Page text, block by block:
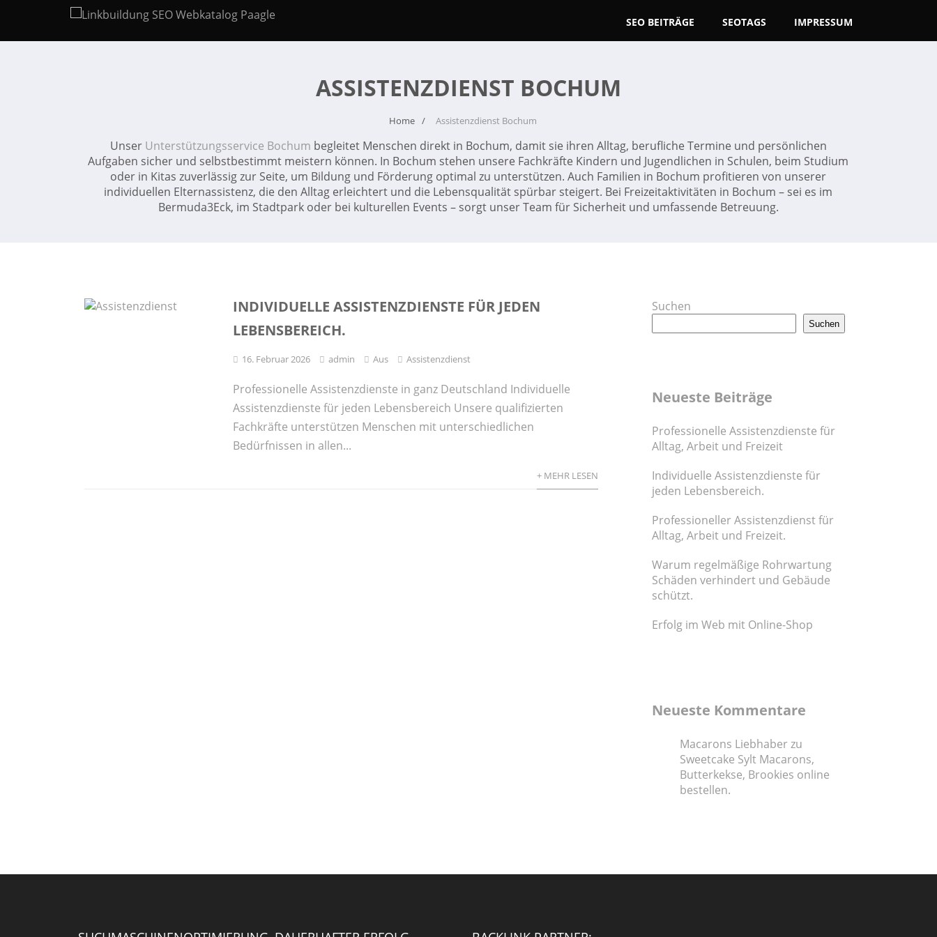
SEO BEITRÄGE SEOTAGS IMPRESSUM
ASSISTENZDIENST BOCHUM
Home Assistenzdienst Bochum
Unser Unterstützungsservice Bochum begleitet Menschen direkt in Bochum, damit sie ihren Alltag, berufliche Termine und persönlichen
Aufgaben sicher und selbstbestimmt meistern können. In Bochum stehen unsere Fachkräfte Kindern und Jugendlichen in Schulen, beim Studium
oder in Kitas zuverlässig zur Seite, um Bildung und Förderung optimal zu unterstützen. Auch Familien in Bochum profitieren von unserer
individuellen Elternassistenz, die den Alltag erleichtert und die Lebensqualität spürbar steigert. Bei Freizeitaktivitäten in Bochum – sei es im
Bermuda3Eck, im Stadtpark oder bei kulturellen Events – sorgt unser Team für Sicherheit und umfassende Betreuung.
INDIVIDUELLE ASSISTENZDIENSTE FÜR JEDEN
LEBENSBEREICH.
16. Februar 2026 admin Aus Assistenzdienst
Professionelle Assistenzdienste in ganz Deutschland Individuelle
Assistenzdienste für jeden Lebensbereich Unsere qualifizierten
Fachkräfte unterstützen Menschen mit unterschiedlichen
Bedürfnissen in allen...
+ MEHR LESEN
Suchen
Suchen
Neueste Beiträge
Professionelle Assistenzdienste für
Alltag, Arbeit und Freizeit
Individuelle Assistenzdienste für
jeden Lebensbereich.
Professioneller Assistenzdienst für
Alltag, Arbeit und Freizeit.
Warum regelmäßige Rohrwartung
Schäden verhindert und Gebäude
schützt.
Erfolg im Web mit Online-Shop
Neueste Kommentare
Macarons Liebhaber zu
Sweetcake Sylt Macarons,
Butterkekse, Brookies online
bestellen.